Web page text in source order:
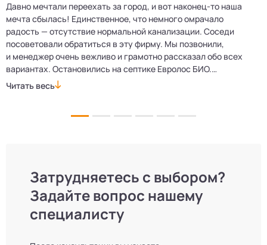
Давно мечтали переехать за город, и вот наконец‑то наша
мечта сбылась! Единственное, что немного омрачало
радость — отсутствие нормальной канализации. Соседи
посоветовали обратиться в эту фирму. Мы позвонили,
и менеджер очень вежливо и грамотно рассказал обо всех
вариантах. Остановились на септике Евролос БИО.
Монтажники приехали вовремя, установили всё быстро
Читать весь
Затрудняетесь с выбором?
Задайте вопрос нашему
специалисту